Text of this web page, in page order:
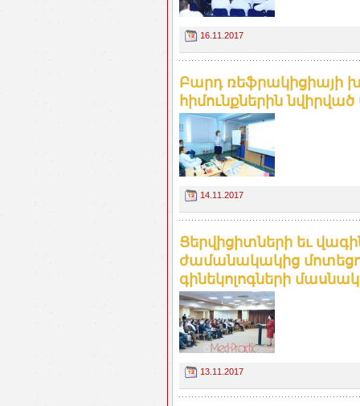
16.11.2017
Բարդ ռեֆրակիցիայի
հիմունքներին
14.11.2017
Ցերվիցիտների եւ
ժամանակակից
գինեկոլոգների
13.11.2017